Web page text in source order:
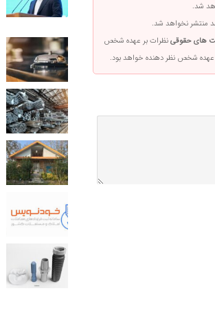
شد.
منتشر نخواهد شد.
های حقوقینظرات بر عهده شخص
عهده شخص نظر دهنده خواهد بود.